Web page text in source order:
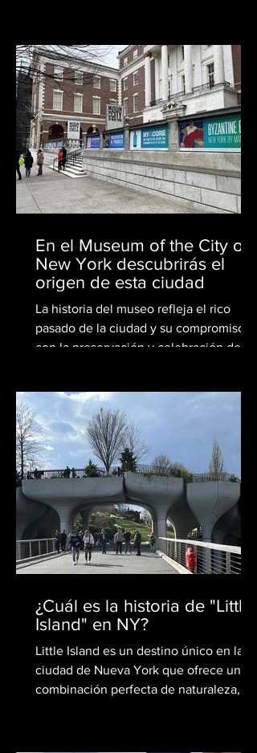
En el Museum of the City of
New York descubrirás el
origen de esta ciudad
La historia del museo refleja el rico
pasado de la ciudad y su compromiso
con la preservación y celebración de su
¿Cuál es la historia de "Little
Island" en NY?
Little Island es un destino único en la
ciudad de Nueva York que ofrece una
combinación perfecta de naturaleza,